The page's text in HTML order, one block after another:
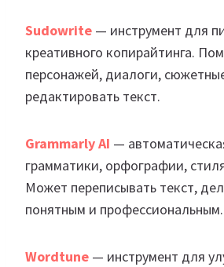
Sudowrite — инструмент для
креативного копирайтинга.
персонажей, диалоги,
редактировать текст.
Grammarly AI —
грамматики, орфографии,
Может переписывать текст,
понятным и профессиональным.
Wordtune — инструмент для